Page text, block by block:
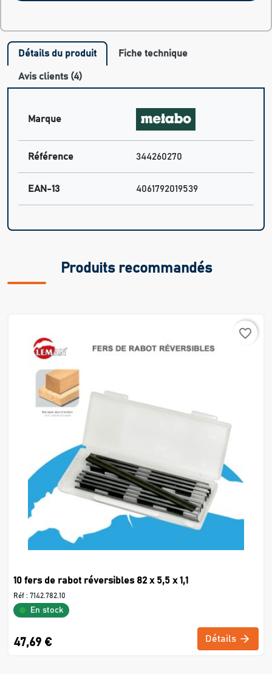
Détails du produit Fiche technique
Avis clients (4)
Marque
Référence 344260270
EAN-13 4061792019539
Produits recommandés
favorite_border
10 fers de rabot réversibles 82 x 5,5 x 1,1
Réf : 7142.782.10
En stock
47,69 € Détails